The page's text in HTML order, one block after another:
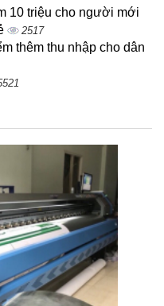
10 triệu cho người mới
2517
thêm thu nhập cho dân